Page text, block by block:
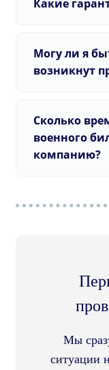
Какие
Могу ли я
возникнут
Сколько
военного
компанию?
Мы
ситуации